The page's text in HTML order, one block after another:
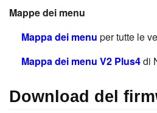
Mappe dei menu
Mappa dei menu per tutte le
Mappa dei menu V2 Plus4di
Download del